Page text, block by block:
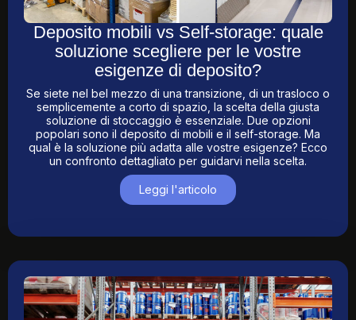
Deposito mobili vs Self-storage: quale
soluzione scegliere per le vostre
esigenze di deposito?
Se siete nel bel mezzo di una transizione, di un trasloco o
semplicemente a corto di spazio, la scelta della giusta
soluzione di stoccaggio è essenziale. Due opzioni
popolari sono il deposito di mobili e il self-storage. Ma
qual è la soluzione più adatta alle vostre esigenze? Ecco
un confronto dettagliato per guidarvi nella scelta.
Leggi l'articolo